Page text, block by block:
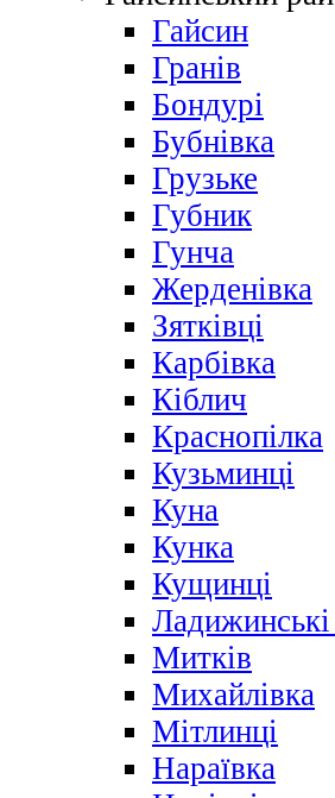
Гайсин
Гранів
Бондурі
Бубнівка
Грузьке
Губник
Гунча
Жерденівка
Зятківці
Карбівка
Кіблич
Краснопілка
Кузьминці
Куна
Кунка
Кущинці
Митків
Михайлівка
Мітлинці
Нараївка